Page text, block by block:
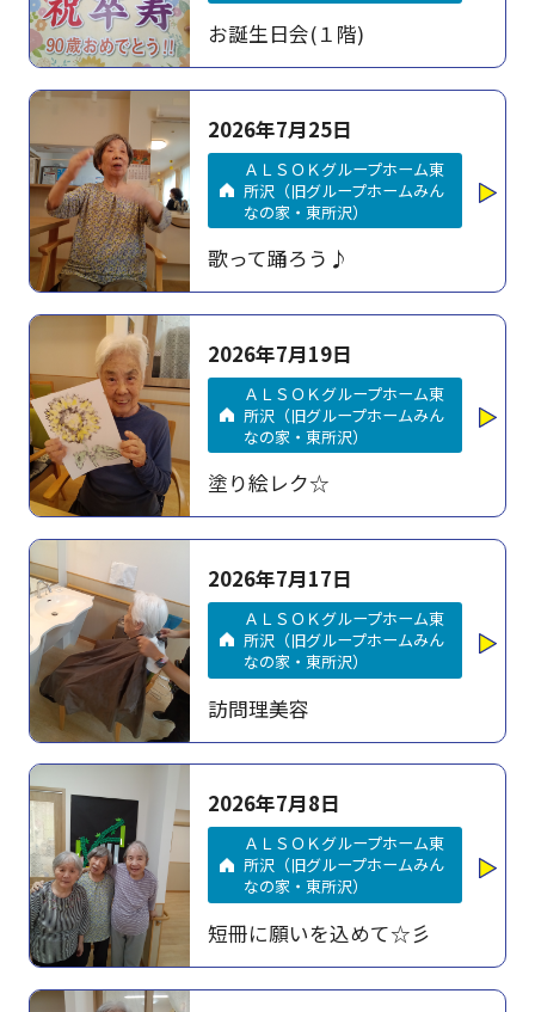
お誕生日会(１階)
2026年7月25日
ＡＬＳＯＫグループホーム東
所沢（旧グループホームみん
なの家・東所沢）
歌って踊ろう♪
2026年7月19日
ＡＬＳＯＫグループホーム東
所沢（旧グループホームみん
なの家・東所沢）
塗り絵レク☆
2026年7月17日
ＡＬＳＯＫグループホーム東
所沢（旧グループホームみん
なの家・東所沢）
訪問理美容
2026年7月8日
ＡＬＳＯＫグループホーム東
所沢（旧グループホームみん
なの家・東所沢）
短冊に願いを込めて☆彡